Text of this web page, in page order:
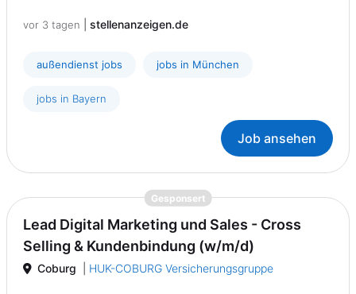
vor 3 tagen stellenanzeigen.de
außendienst jobs jobs in München
jobs in Bayern
Job ansehen
Gesponsert{prompt.job}
Lead Digital Marketing und Sales - Cross
Selling & Kundenbindung (w/m/d)
Coburg HUK-COBURG Versicherungsgruppe